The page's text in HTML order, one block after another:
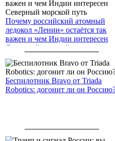
Почему российский атомный
ледокол «Ленин» остаётся так
важен и чем Индии интересен
Северный морской путь
Беспилотник Bravo от Triada
Robotics: догонит ли он